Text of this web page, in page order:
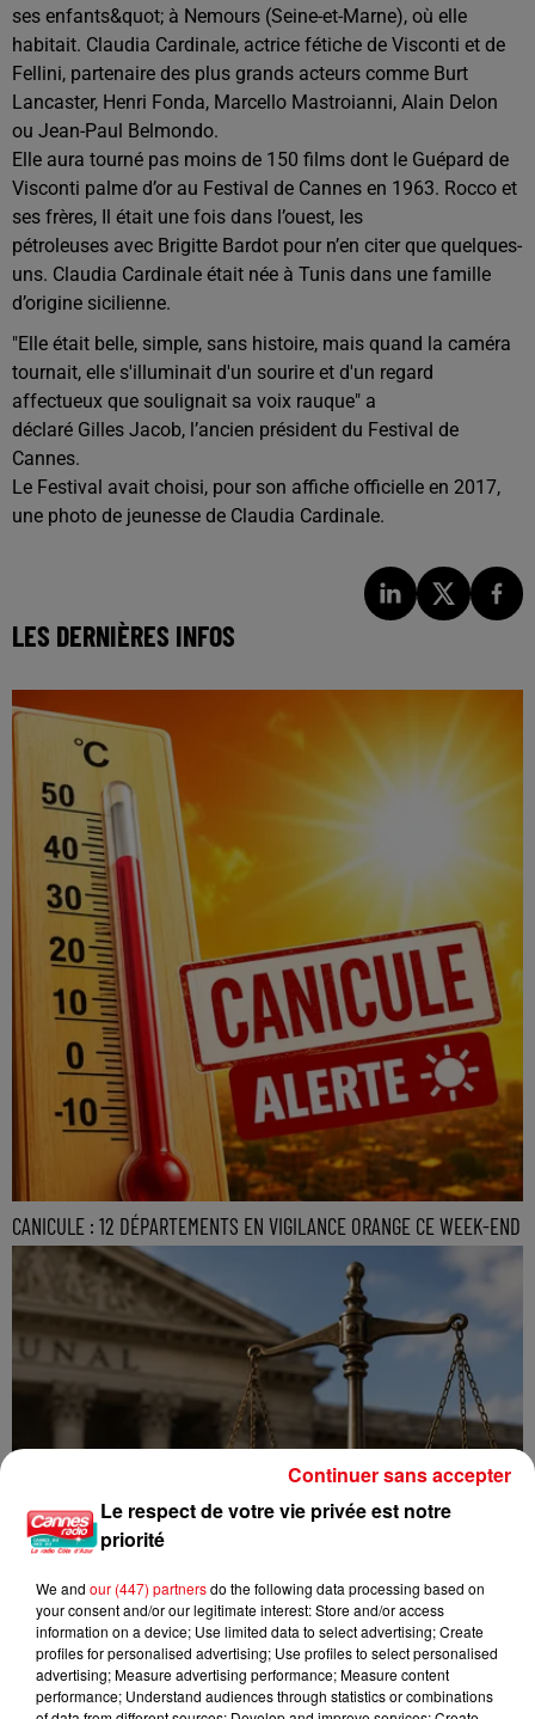
ses enfants&quot; à Nemours (Seine-et-Marne), où elle
habitait. Claudia Cardinale, actrice fétiche de Visconti et de
Fellini, partenaire des plus grands acteurs comme Burt
Lancaster, Henri Fonda, Marcello Mastroianni, Alain Delon
ou Jean-Paul Belmondo.
Elle aura tourné pas moins de 150 films dont le Guépard de
Visconti palme d’or au Festival de Cannes en 1963. Rocco et
ses frères, Il était une fois dans l’ouest, les
pétroleuses avec Brigitte Bardot pour n’en citer que quelques-
uns. Claudia Cardinale était née à Tunis dans une famille
d’origine sicilienne.
"Elle était belle, simple, sans histoire, mais quand la caméra
tournait, elle s'illuminait d'un sourire et d'un regard
affectueux que soulignait sa voix rauque" a
déclaré Gilles Jacob, l’ancien président du Festival de
Cannes.
Le Festival avait choisi, pour son affiche officielle en 2017,
une photo de jeunesse de Claudia Cardinale.
LES DERNIÈRES INFOS
CANICULE : 12 DÉPARTEMENTS EN VIGILANCE ORANGE CE WEEK-END
Le respect de votre vie privée est notre
priorité
We and our (447) partnersdo the following data processing based on
your consent and/or our legitimate interest: Store and/or access
information on a device; Use limited data to select advertising; Create
profiles for personalised advertising; Use profiles to select personalised
advertising; Measure advertising performance; Measure content
performance; Understand audiences through statistics or combinations
Continuer sans accepter